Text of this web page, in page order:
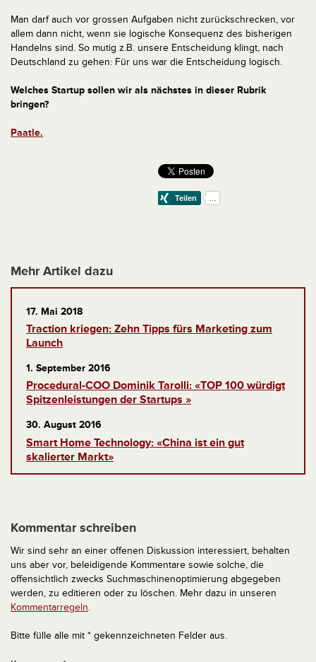
Man darf auch vor grossen Aufgaben nicht zurückschrecken, vor
allem dann nicht, wenn sie logische Konsequenz des bisherigen
Handelns sind. So mutig z.B. unsere Entscheidung klingt, nach
Deutschland zu gehen: Für uns war die Entscheidung logisch.
Welches Startup sollen wir als nächstes in dieser Rubrik
bringen?
Paatle.
Mehr Artikel dazu
17. Mai 2018
Traction kriegen: Zehn Tipps fürs Marketing zum
Launch
1. September 2016
Procedural-COO Dominik Tarolli: «TOP 100 würdigt
Spitzenleistungen der Startups »
30. August 2016
Smart Home Technology: «China ist ein gut
skalierter Markt»
Kommentar schreiben
Wir sind sehr an einer offenen Diskussion interessiert, behalten
uns aber vor, beleidigende Kommentare sowie solche, die
offensichtlich zwecks Suchmaschinenoptimierung abgegeben
werden, zu editieren oder zu löschen. Mehr dazu in unseren
Kommentarregeln.
Bitte fülle alle mit * gekennzeichneten Felder aus.